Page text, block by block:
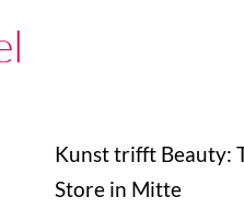
Kunst trifft Beauty:
Store in Mitte